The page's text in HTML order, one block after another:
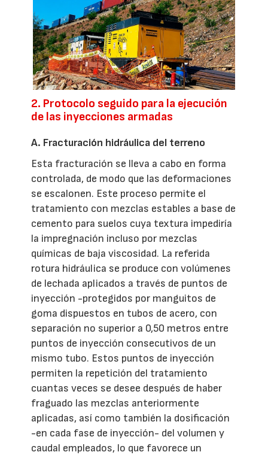
2. Protocolo seguido para la ejecución
de las inyecciones armadas
A. Fracturación hidráulica del terreno
Esta fracturación se lleva a cabo en forma
controlada, de modo que las deformaciones
se escalonen. Este proceso permite el
tratamiento con mezclas estables a base de
cemento para suelos cuya textura impediría
la impregnación incluso por mezclas
químicas de baja viscosidad. La referida
rotura hidráulica se produce con volúmenes
de lechada aplicados a través de puntos de
inyección -protegidos por manguitos de
goma dispuestos en tubos de acero, con
separación no superior a 0,50 metros entre
puntos de inyección consecutivos de un
mismo tubo. Estos puntos de inyección
permiten la repetición del tratamiento
cuantas veces se desee después de haber
fraguado las mezclas anteriormente
aplicadas, así como también la dosificación
-en cada fase de inyección- del volumen y
caudal empleados, lo que favorece un